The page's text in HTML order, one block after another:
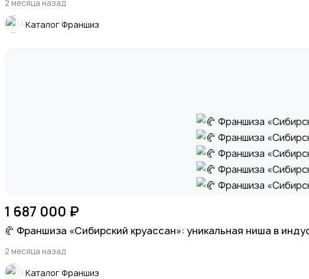
Экспортные поставки и крупный опт (B2B)
2 месяца назад
Каталог Франшиз
1 687 000 ₽
🥐 Франшиза «Сибирский круассан»: уникальная ниша в
2 месяца назад
Каталог Франшиз